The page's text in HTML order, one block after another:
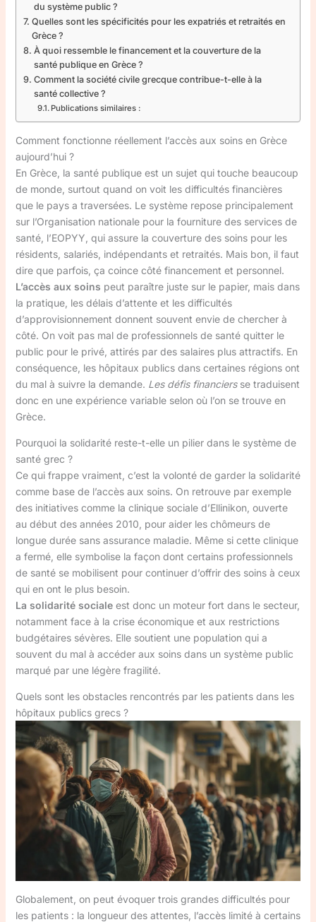
du système public ?
Quelles sont les spécificités pour les expatriés et retraités en
Grèce ?
À quoi ressemble le financement et la couverture de la
santé publique en Grèce ?
Comment la société civile grecque contribue-t-elle à la
santé collective ?
Publications similaires :
Comment fonctionne réellement l’accès aux soins en Grèce
aujourd’hui ?
En Grèce, la santé publique est un sujet qui touche beaucoup
de monde, surtout quand on voit les difficultés financières
que le pays a traversées. Le système repose principalement
sur l’Organisation nationale pour la fourniture des services de
santé, l’EOPYY, qui assure la couverture des soins pour les
résidents, salariés, indépendants et retraités. Mais bon, il faut
dire que parfois, ça coince côté financement et personnel.
L’accès aux soins peut paraître juste sur le papier, mais dans
la pratique, les délais d’attente et les difficultés
d’approvisionnement donnent souvent envie de chercher à
côté. On voit pas mal de professionnels de santé quitter le
public pour le privé, attirés par des salaires plus attractifs. En
conséquence, les hôpitaux publics dans certaines régions ont
du mal à suivre la demande. Les défis financiersse traduisent
donc en une expérience variable selon où l’on se trouve en
Grèce.
Pourquoi la solidarité reste-t-elle un pilier dans le système de
santé grec ?
Ce qui frappe vraiment, c’est la volonté de garder la solidarité
comme base de l’accès aux soins. On retrouve par exemple
des initiatives comme la clinique sociale d’Ellinikon, ouverte
au début des années 2010, pour aider les chômeurs de
longue durée sans assurance maladie. Même si cette clinique
a fermé, elle symbolise la façon dont certains professionnels
de santé se mobilisent pour continuer d’offrir des soins à ceux
qui en ont le plus besoin.
La solidarité socialeest donc un moteur fort dans le secteur,
notamment face à la crise économique et aux restrictions
budgétaires sévères. Elle soutient une population qui a
souvent du mal à accéder aux soins dans un système public
marqué par une légère fragilité.
Quels sont les obstacles rencontrés par les patients dans les
hôpitaux publics grecs ?
Globalement, on peut évoquer trois grandes difficultés pour
les patients : la longueur des attentes, l’accès limité à certains